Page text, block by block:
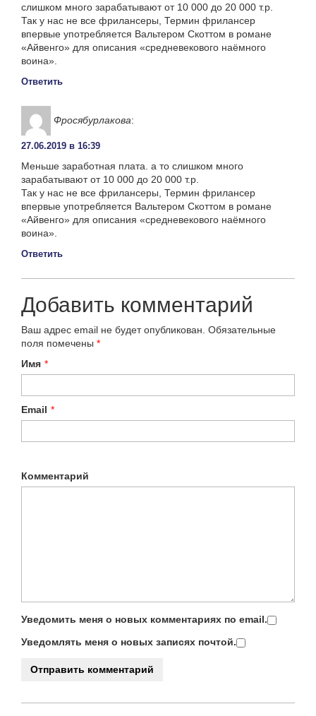
слишком много зарабатывают от 10 000 до 20 000 т.р.
Так у нас не все фрилансеры, Термин фрилансер
впервые употребляется Вальтером Скоттом в романе
«Айвенго» для описания «средневекового наёмного
воина».
Ответить
Фросябурлакова:
27.06.2019 в 16:39
Меньше заработная плата. а то слишком много
зарабатывают от 10 000 до 20 000 т.р.
Так у нас не все фрилансеры, Термин фрилансер
впервые употребляется Вальтером Скоттом в романе
«Айвенго» для описания «средневекового наёмного
воина».
Ответить
Добавить комментарий
Ваш адрес email не будет опубликован. Обязательные
поля помечены *
Имя *
Email *
Комментарий
Уведомить меня о новых комментариях по email.
Уведомлять меня о новых записях почтой.